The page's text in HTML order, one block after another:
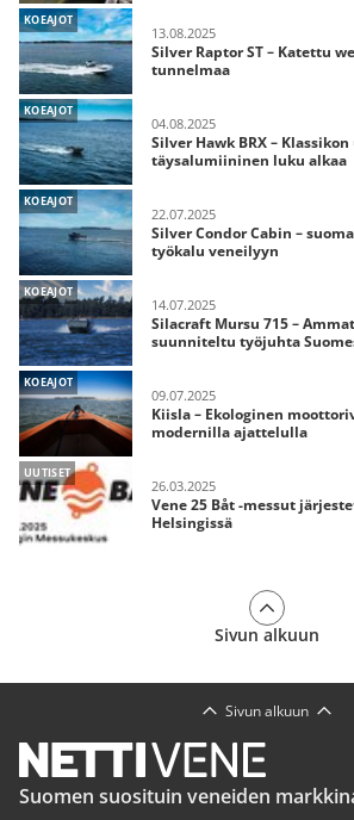
KOEAJOT
13.08.2025
Silver Raptor ST – Katettu
tunnelmaa
KOEAJOT
04.08.2025
Silver Hawk BRX – Klassikon
täysalumiininen luku alkaa
KOEAJOT
22.07.2025
Silver Condor Cabin –
työkalu veneilyyn
KOEAJOT
14.07.2025
Silacraft Mursu 715 –
suunniteltu työjuhta
KOEAJOT
09.07.2025
Kiisla – Ekologinen
modernilla ajattelulla
UUTISET
26.03.2025
Vene 25 Båt -messut
Helsingissä
Sivun alkuun
Sivun alkuun
Suomen suosituin veneiden